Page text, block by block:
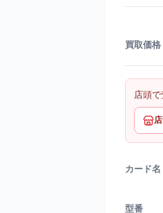
買取価格
店頭
カード名
型番